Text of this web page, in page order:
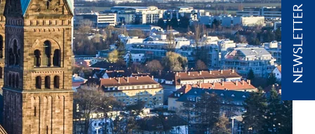
NEWSLETTER